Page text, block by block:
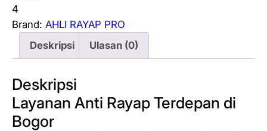
4
Brand: AHLI RAYAP PRO
Deskripsi
Ulasan (0)
Deskripsi
Layanan Anti Rayap Terdepan di
Bogor